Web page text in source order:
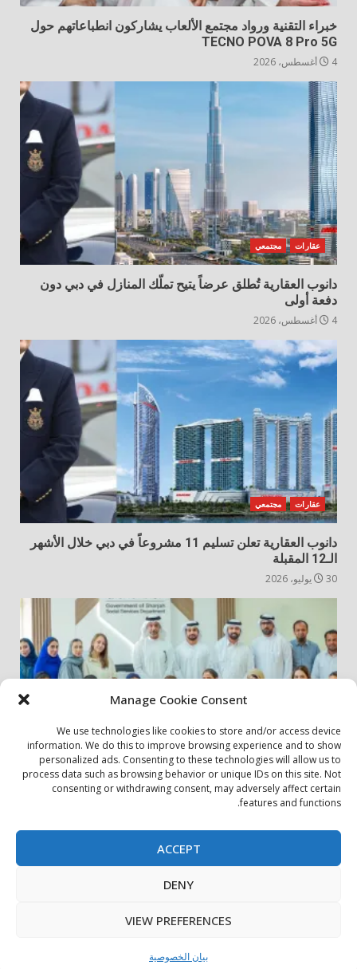
Manage Cookie Consent
We use technologies like cookies to store and/or access device
information. We do this to improve browsing experience and to show
personalized ads. Consenting to these technologies will allow us to
process data such as browsing behavior or unique IDs on this site. Not
consenting or withdrawing consent, may adversely affect certain
features and functions.
ACCEPT
DENY
VIEW PREFERENCES
بيان الخصوصية
خبراء التقنية ورواد مجتمع الألعاب يشاركون انطباعاتهم حول
TECNO POVA 8 Pro 5G
4 أغسطس، 2026
عقارات مجتمعي
دانوب العقارية تُطلق عرضاً يتيح تملّك المنازل في دبي دون
دفعة أولى
4 أغسطس، 2026
عقارات مجتمعي
دانوب العقارية تعلن تسليم 11 مشروعاً في دبي خلال الأشهر
الـ12 المقبلة
30 يوليو، 2026
أخبار المجتمع مجتمعي
الشارقة لإدارة الأصول تنظم زيارة إلى دار رعاية المسنين
بيان الخصوصية سياسة ملفات تعريف الارتباط
اتصل بنا
حول الموقع
Copyright © All rights reserved.|DarkNews